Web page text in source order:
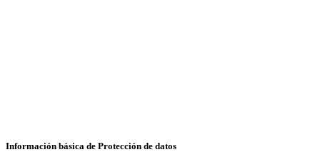
Información básica de Protección de datos